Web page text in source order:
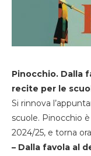
Pinocchio. Dalla
recite per le
Si rinnova
scuole. Pinocchio
2024/25, e torna
– Dalla favola al